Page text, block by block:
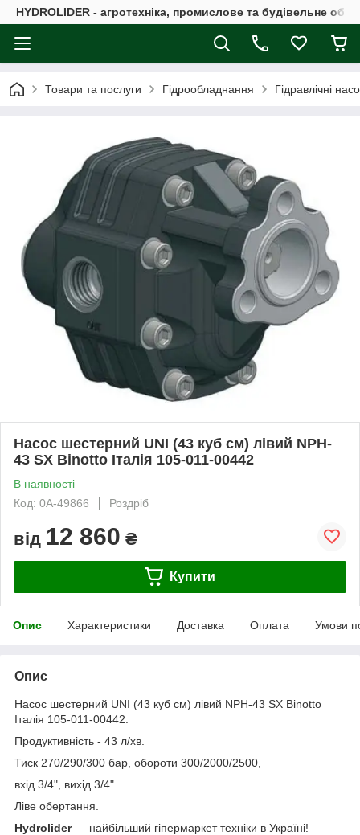
HYDROLIDER - агротехніка, промислове та будівельне
Товари та послуги Гідрообладнання Гідравлічні
Насос шестерний UNI (43 куб см) лівий NPH-
43 SX Binotto Італія 105-011-00442
В наявності
Код: 0А-49866
Роздріб
від 12 860 ₴
Купити
Опис Характеристики Доставка Оплата Умови
Опис
Насос шестерний UNI (43 куб см) лівий NPH-43 SX Binotto
Італія 105-011-00442.
Продуктивність - 43 л/хв.
Тиск 270/290/300 бар, обороти 300/2000/2500,
вхід 3/4", вихід 3/4".
Ліве обертання.
Hydrolider— найбільший гіпермаркет техніки в Україні!